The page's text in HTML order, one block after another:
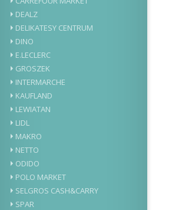
DEALZ
DELIKATESY CENTRUM
DINO
E.LECLERC
GROSZEK
INTERMARCHE
KAUFLAND
LEWIATAN
LIDL
MAKRO
NETTO
ODIDO
POLO MARKET
SELGROS CASH&CARRY
SPAR